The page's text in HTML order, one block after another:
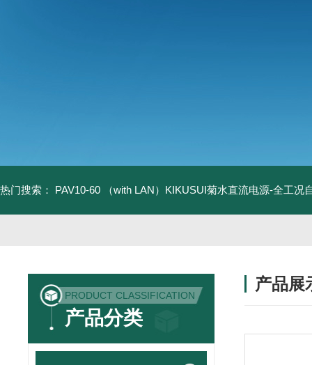
热门搜索： PAV10-60 （with LAN）KIKUSUI菊水直流电源-全工况
PRODUCT CLASSIFICATION
产品分类
产品展